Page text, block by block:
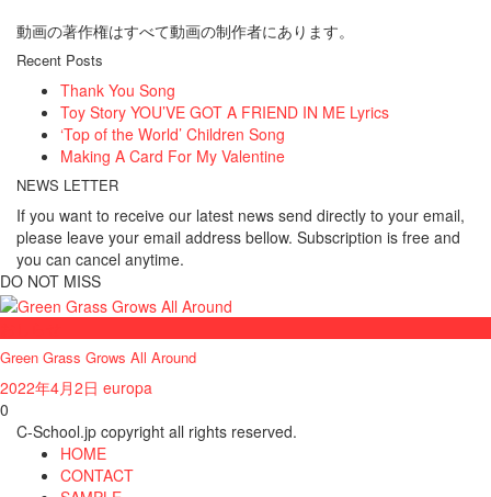
動画の著作権はすべて動画の制作者にあります。
Recent Posts
Thank You Song
Toy Story YOU’VE GOT A FRIEND IN ME Lyrics
‘Top of the World’ Children Song
Making A Card For My Valentine
NEWS LETTER
If you want to receive our latest news send directly to your email,
please leave your email address bellow. Subscription is free and
you can cancel anytime.
DO NOT MISS
Green Grass Grows All Around
2022年4月2日 europa
0
C-School.jp copyright all rights reserved.
HOME
CONTACT